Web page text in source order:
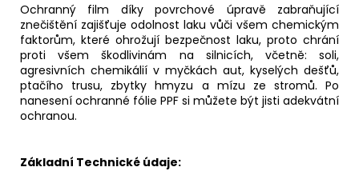
Ochranný film díky povrchové úpravě zabraňující
znečištění zajišťuje odolnost laku vůči všem chemickým
faktorům, které ohrožují bezpečnost laku, proto chrání
proti všem škodlivinám na silnicích, včetně: soli,
agresivních chemikálií v myčkách aut, kyselých dešťů,
ptačího trusu, zbytky hmyzu a mízu ze stromů. Po
nanesení ochranné fólie PPF si můžete být jisti adekvátní
ochranou.
Základní Technické údaje: